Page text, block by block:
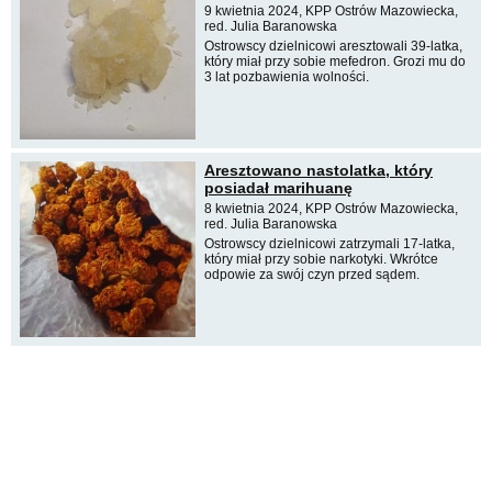
9 kwietnia 2024, KPP Ostrów Mazowiecka,
red. Julia Baranowska
Ostrowscy dzielnicowi aresztowali 39-latka,
który miał przy sobie mefedron. Grozi mu do
3 lat pozbawienia wolności.
Aresztowano nastolatka, który
posiadał marihuanę
8 kwietnia 2024, KPP Ostrów Mazowiecka,
red. Julia Baranowska
Ostrowscy dzielnicowi zatrzymali 17-latka,
który miał przy sobie narkotyki. Wkrótce
odpowie za swój czyn przed sądem.